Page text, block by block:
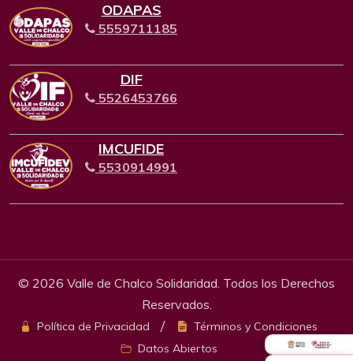
ODAPAS
5559711185
DIF
5526453766
IMCUFIDE
5530914991
© 2026 Valle de Chalco Solidaridad. Todos los Derechos
Reservados.
Política de Privacidad
Términos y Condiciones
Datos Abiertos